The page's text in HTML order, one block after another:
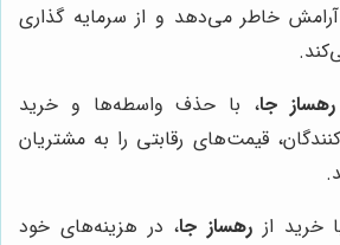
آرامش خاطر می‌دهد و از سرمایه گذاری
رهساز جا، با حذف واسطه‌ها و خرید
قیمت‌های رقابتی را به مشتریان
خرید از رهساز جا، در هزینه‌های خود